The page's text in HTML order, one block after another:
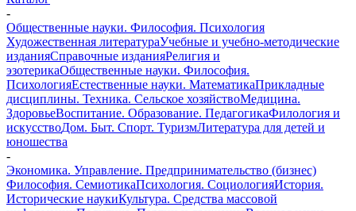
-
Общественные науки. Философия. Психология
Художественная литератураУчебные и учебно-методические
изданияСправочные изданияРелигия и
эзотерикаОбщественные науки. Философия.
ПсихологияЕстественные науки. МатематикаПрикладные
дисциплины. Техника. Сельское хозяйствоМедицина.
ЗдоровьеВоспитание. Образование. ПедагогикаФилология и
искусствоДом. Быт. Спорт. ТуризмЛитература для детей и
юношества
-
Экономика. Управление. Предпринимательство (бизнес)
Философия. СемиотикаПсихология. СоциологияИстория.
Исторические наукиКультура. Средства массовой